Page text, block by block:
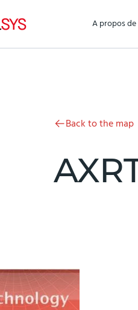
A propos
Back to the map